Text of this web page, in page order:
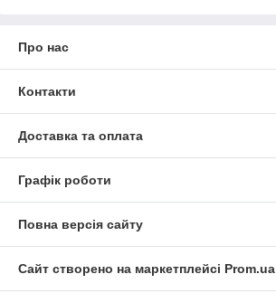
Про нас
Контакти
Доставка та оплата
Графік роботи
Повна версія сайту
Сайт створено на маркетплейсі Prom.ua